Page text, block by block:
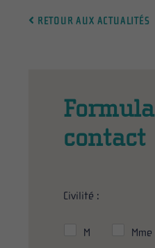
RETOUR AUX ACTUALITÉS
contact
Civilité :
M Mme